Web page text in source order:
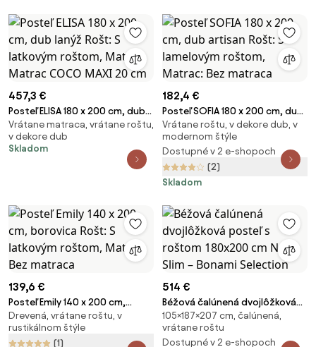
457,3 €
Posteľ ELISA 180 x 200 cm, dub
lanýž Rošt: S latkovým roštom,
Matrac: Matrac COCO MAXI 20
cm
Vrátane matraca, vrátane roštu,
v dekore dub
Skladom
182,4 €
Posteľ SOFIA 180 x 200 cm, dub
artisan Rošt: S lamelovým
roštom, Matrac: Bez matraca
Vrátane roštu, v dekore dub, v
modernom štýle
Dostupné v 2 e-shopoch
(2)
Skladom
139,6 €
Posteľ Emily 140 x 200 cm,
borovica Rošt: S latkovým
roštom, Matrac: Bez matraca
Drevená, vrátane roštu, v
rustikálnom štýle
(1)
514 €
Béžová čalúnená dvojlôžková
posteľ s roštom 180x200 cm
Noira Slim – Bonami Selection
105×187×207 cm, čalúnená,
vrátane roštu
Dostupné v 2 e-shopoch